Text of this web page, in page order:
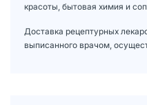
красоты, бытовая химия и
Доставка рецептурных
выписанного врачом,